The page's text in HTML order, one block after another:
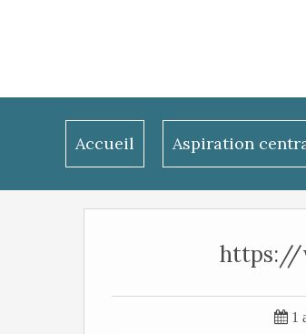
Accueil Aspiration
https://
 1